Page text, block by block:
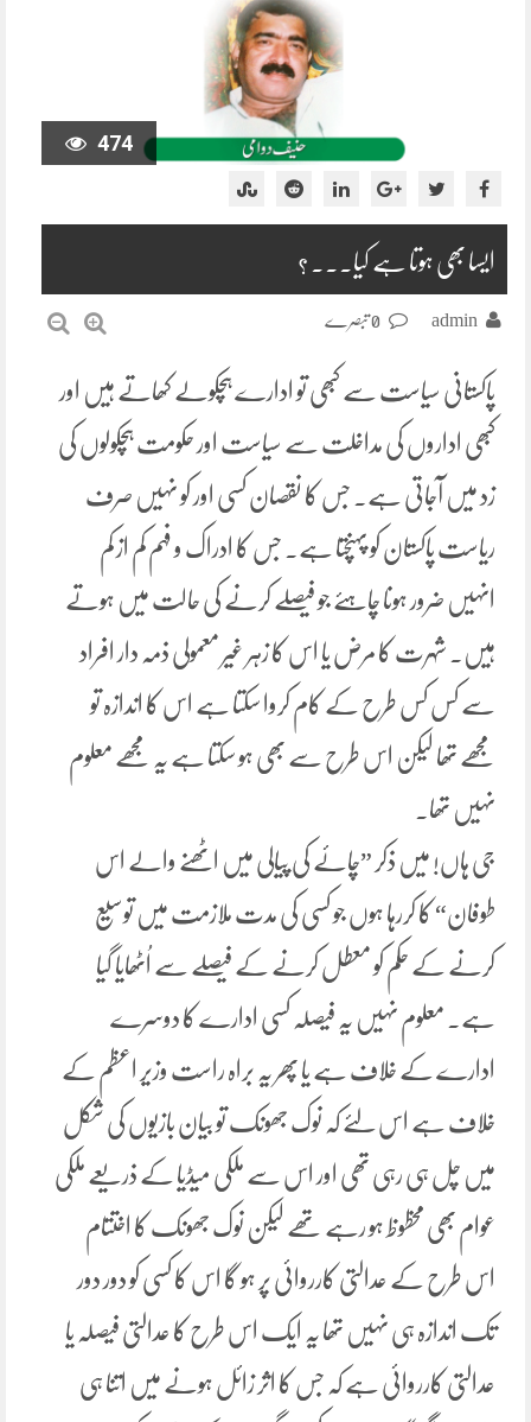
474
ایسا بھی ہوتا ہے کیا۔۔۔ ؟
admin
پاکستانی سیاست سے کبھی تو ادارے ہچکولے کھاتے ہیں اور
کبھی اداروں کی مداخلت سے سیاست اور حکومت ہچکولوں کی
زد میں آجاتی ہے۔ جس کا نقصان کسی اور کو نہیں صرف
ریاست پاکستان کو پہنچتا ہے۔ جس کا ادراک و فہم کم از کم
انہیں ضرور ہونا چاہئے جو فیصلے کرنے کی حالت میں ہوتے
ہیں۔ شہرت کا مرض یا اس کا زہر غیر معمولی ذمہ دار افراد
سے کس کس طرح کے کام کروا سکتا ہے اس کا اندازہ تو
مجھے تھا لیکن اس طرح سے بھی ہو سکتا ہے یہ مجھے معلوم
نہیں تھا۔
جی ہاں! میں ذکر ”چائے کی پیالی میں اٹھنے والے اس
طوفان“ کا کررہا ہوں جو کسی کی مدت ملازمت میں توسیع
کرنے کے حکم کو معطل کرنے کے فیصلے سے اُٹھایا گیا
ہے۔ معلوم نہیں یہ فیصلہ کسی ادارے کا دوسرے
ادارے کے خلاف ہے یا پھر یہ براہ راست وزیر اعظم کے
خلاف ہے اس لئے کہ نوک جھونک تو بیان بازیوں کی شکل
میں چل ہی رہی تھی اور اس سے ملکی میڈیا کے ذریعے ملکی
عوام بھی محظوظ ہو رہے تھے لیکن نوک جھونک کا اختتام
اس طرح کے عدالتی کارروائی پر ہو گا اس کا کسی کو دور دور
تک اندازہ ہی نہیں تھا یہ ایک اس طرح کا عدالتی فیصلہ یا
عدالتی کارروائی ہے کہ جس کا اثر زائل ہونے میں اتنا ہی